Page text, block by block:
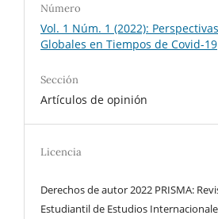
Número
Vol. 1 Núm. 1 (2022): Perspectivas
Globales en Tiempos de Covid-19
Sección
Artículos de opinión
Licencia
Derechos de autor 2022 PRISMA:
Estudiantil de Estudios